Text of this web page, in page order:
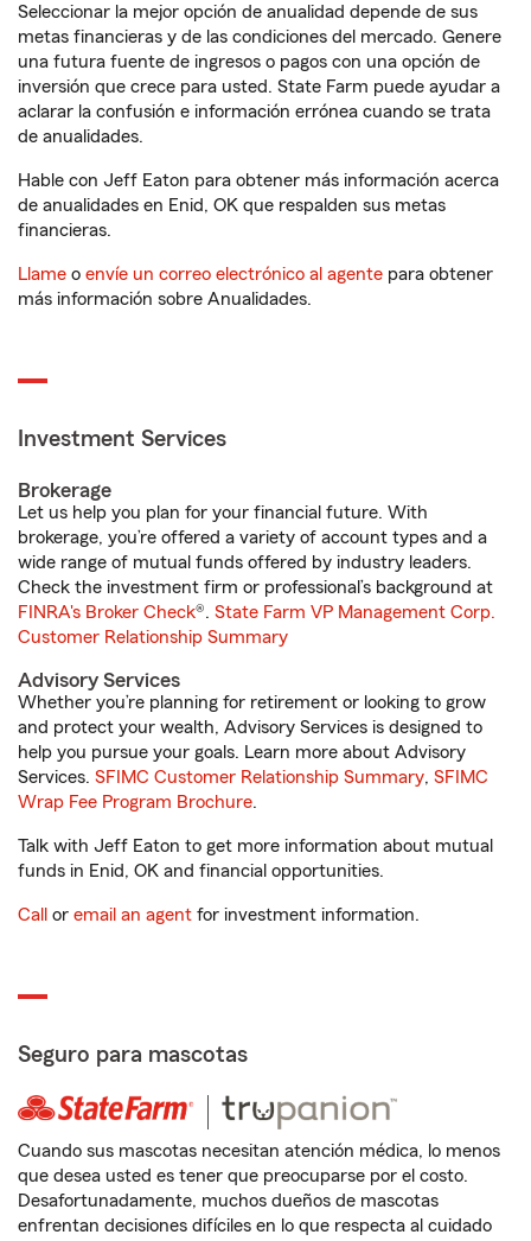
Seleccionar la mejor opción de anualidad depende de sus
metas financieras y de las condiciones del mercado. Genere
una futura fuente de ingresos o pagos con una opción de
inversión que crece para usted. State Farm puede ayudar a
aclarar la confusión e información errónea cuando se trata
de anualidades.
Hable con Jeff Eaton para obtener más información acerca
de anualidades en Enid, OK que respalden sus metas
financieras.
Llame o envíe un correo electrónico al agente para obtener
más información sobre Anualidades.
Investment Services
Brokerage
Let us help you plan for your financial future. With
brokerage, you’re offered a variety of account types and a
wide range of mutual funds offered by industry leaders.
Check the investment firm or professional’s background at
FINRA's Broker Check®. State Farm VP Management Corp.
Customer Relationship Summary
Advisory Services
Whether you’re planning for retirement or looking to grow
and protect your wealth, Advisory Services is designed to
help you pursue your goals. Learn more about Advisory
Services. SFIMC Customer Relationship Summary, SFIMC
Wrap Fee Program Brochure.
Talk with Jeff Eaton to get more information about mutual
funds in Enid, OK and financial opportunities.
Call or email an agent for investment information.
Seguro para mascotas
Cuando sus mascotas necesitan atención médica, lo menos
que desea usted es tener que preocuparse por el costo.
Desafortunadamente, muchos dueños de mascotas
enfrentan decisiones difíciles en lo que respecta al cuidado